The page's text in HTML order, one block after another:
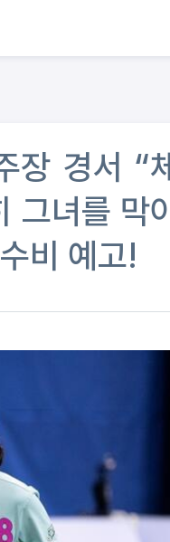
장 경서 “
그녀를 막
비 예고!